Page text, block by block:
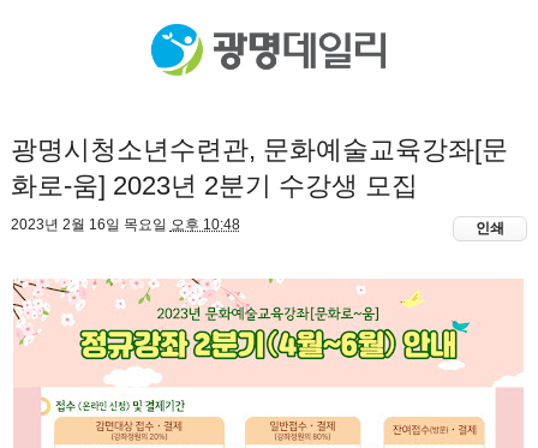
광명시청소년수련관, 문화예술교육강좌[문
화로-움] 2023년 2분기 수강생 모집
2023년 2월 16일 목요일 오후 10:48 인쇄